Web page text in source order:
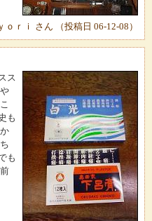
ｏｒｉ さん （投稿日 06-12-08）
ス
も
も